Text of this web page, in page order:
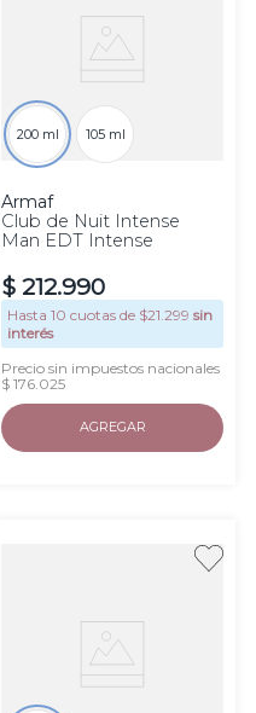
200 ml 105 ml
Armaf
Club de Nuit Intense
Man EDT Intense
$ 212.990
Hasta10 cuotas de $21.299 sin
interés
Precio sin impuestos nacionales
$ 176.025
AGREGAR